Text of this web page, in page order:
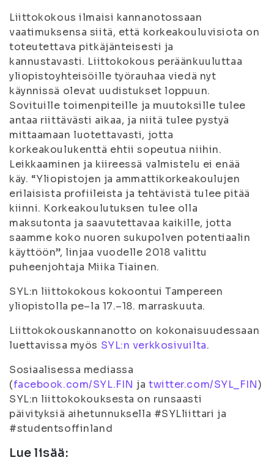
Liittokokous ilmaisi kannanotossaan
vaatimuksensa siitä, että korkeakouluvisiota on
toteutettava pitkäjänteisesti ja
kannustavasti. Liittokokous peräänkuuluttaa
yliopistoyhteisöille työrauhaa viedä nyt
käynnissä olevat uudistukset loppuun.
Sovituille toimenpiteille ja muutoksille tulee
antaa riittävästi aikaa, ja niitä tulee pystyä
mittaamaan luotettavasti, jotta
korkeakoulukenttä ehtii sopeutua niihin.
Leikkaaminen ja kiireessä valmistelu ei enää
käy. “Yliopistojen ja ammattikorkeakoulujen
erilaisista profiileista ja tehtävistä tulee pitää
kiinni. Korkeakoulutuksen tulee olla
maksutonta ja saavutettavaa kaikille, jotta
saamme koko nuoren sukupolven potentiaalin
käyttöön”, linjaa vuodelle 2018 valittu
puheenjohtaja Miika Tiainen.
SYL:n liittokokous kokoontui Tampereen
yliopistolla pe–la 17.–18. marraskuuta.
Liittokokouskannanotto on kokonaisuudessaan
luettavissa myös SYL:n verkkosivuilta.
Sosiaalisessa mediassa
(facebook.com/SYL.FIN jatwitter.com/SYL_FIN)
SYL:n liittokokouksesta on runsaasti
päivityksiä aihetunnuksella #SYLliittari ja
#studentsoffinland
Lue lisää: